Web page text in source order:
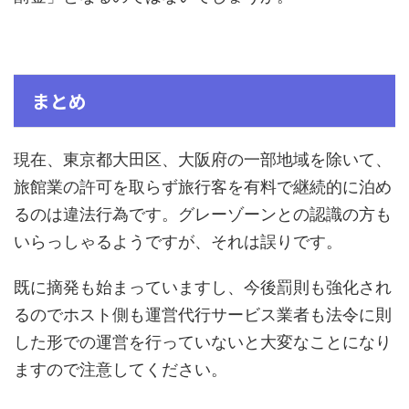
まとめ
現在、東京都大田区、大阪府の一部地域を除いて、
旅館業の許可を取らず旅行客を有料で継続的に泊め
るのは違法行為です。グレーゾーンとの認識の方も
いらっしゃるようですが、それは誤りです。
既に摘発も始まっていますし、今後罰則も強化され
るのでホスト側も運営代行サービス業者も法令に則
した形での運営を行っていないと大変なことになり
ますので注意してください。